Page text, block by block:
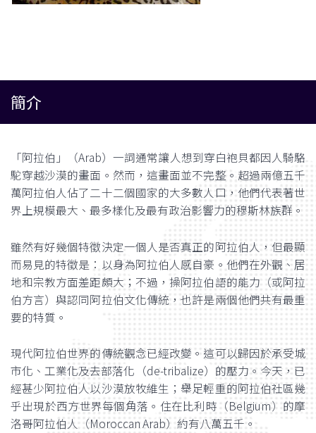
簡介
「阿拉伯」（Arab）一詞通常讓人想到穿白袍貝都因人騎駱
駝穿越沙漠的畫面。然而，這畫面並不完整。超過兩億五千
萬阿拉伯人佔了二十二個國家的大多數人口，他們代表著世
界上規模最大、最多樣化及最有政治影響力的穆斯林族群。
雖然有好幾個特徵決定一個人是否真正的阿拉伯人，但最顯
而易見的特徵是：以身為阿拉伯人感自豪。他們在外觀、居
地和宗教方面差距頗大；不過，操阿拉伯語的能力（或阿拉
伯方言）與認同阿拉伯文化傳統，也許是兩個他們共有最重
要的特質。
現代阿拉伯世界的傳統觀念已經改變。這可以歸因於承受城
市化、工業化及去部落化（de-tribalize）的壓力。今天，已
經甚少阿拉伯人以沙漠放牧維生；舉足輕重的阿拉伯社區幾
乎出現於西方世界每個角落。住在比利時（Belgium）的摩
洛哥阿拉伯人（Moroccan Arab）約有八萬五千。